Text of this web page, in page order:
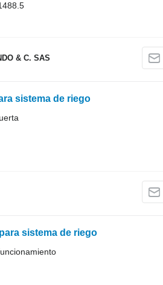
& C. SAS
sistema de riego
sistema de riego